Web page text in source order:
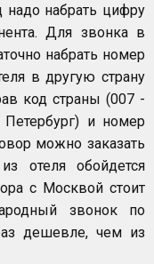
надо набрать цифру
Для звонка в
набрать номер
в другую страну
код страны (007 -
и номер
можно заказать
отеля обойдется
с Москвой стоит
звонок по
дешевле, чем из